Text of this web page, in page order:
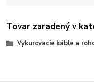
Tovar zaradený v
Vykurovacie káble a